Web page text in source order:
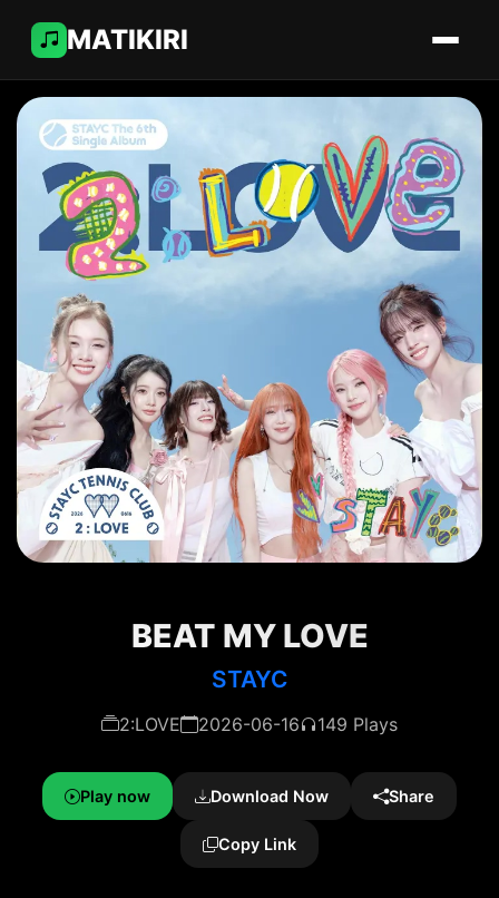
MATIKIRI
BEAT MY LOVE
STAYC
2:LOVE 2026-06-16 149 Plays
Play now Download Now Share
Copy Link